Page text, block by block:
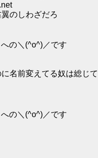
のしわざだろ
の＼(^o^)／です
名前変えてる奴は総じて
の＼(^o^)／です